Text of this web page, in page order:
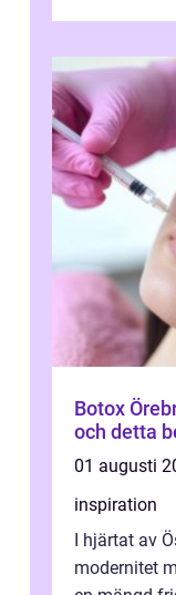
Botox Örebro så fungerar
och detta
01 augusti
inspiration
I hjärtat av
modernitet